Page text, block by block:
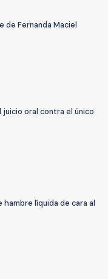
de Fernanda Maciel
juicio oral contra el único
líquida de cara al